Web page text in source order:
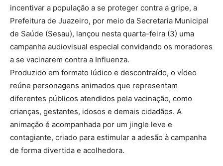
incentivar a população a se proteger contra a gripe, a
Prefeitura de Juazeiro, por meio da Secretaria Municipal
de Saúde (Sesau), lançou nesta quarta-feira (3) uma
campanha audiovisual especial convidando os moradores
a se vacinarem contra a Influenza.
Produzido em formato lúdico e descontraído, o vídeo
reúne personagens animados que representam
diferentes públicos atendidos pela vacinação, como
crianças, gestantes, idosos e demais cidadãos. A
animação é acompanhada por um jingle leve e
contagiante, criado para estimular a adesão à campanha
de forma divertida e acolhedora.